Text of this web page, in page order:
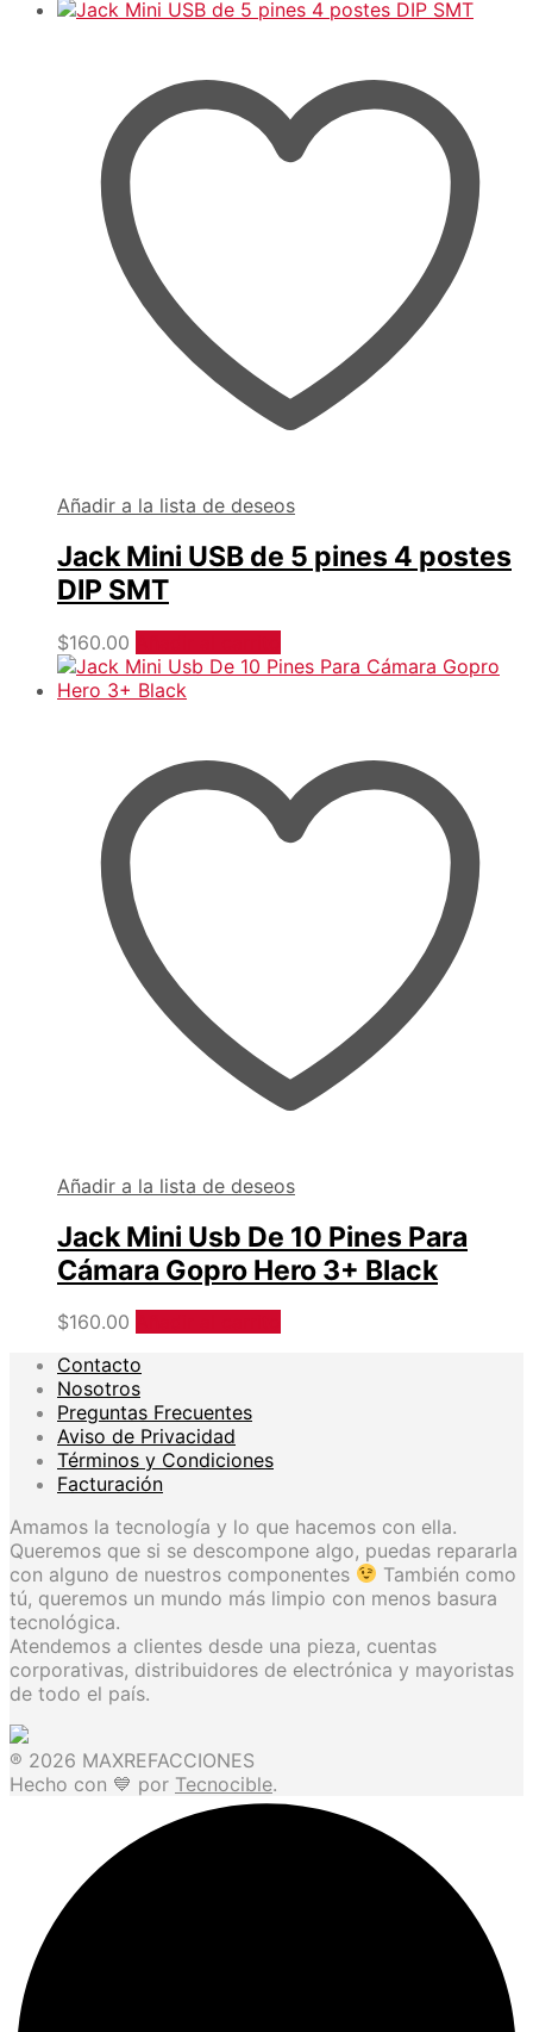
Añadir a la lista de deseos
Jack Mini USB de 5 pines 4 postes
DIP SMT
$160.00
Añadir a la lista de deseos
Jack Mini Usb De 10 Pines Para
Cámara Gopro Hero 3+ Black
$160.00
Contacto
Nosotros
Preguntas Frecuentes
Aviso de Privacidad
Términos y Condiciones
Facturación
Amamos la tecnología y lo que hacemos con ella.
Queremos que si se descompone algo, puedas repararla
con alguno de nuestros componentes
También como
tú, queremos un mundo más limpio con menos basura
tecnológica.
Atendemos a clientes desde una pieza, cuentas
corporativas, distribuidores de electrónica y mayoristas
de todo el país.
® 2026 MAXREFACCIONES
Hecho con 💙 por Tecnocible.